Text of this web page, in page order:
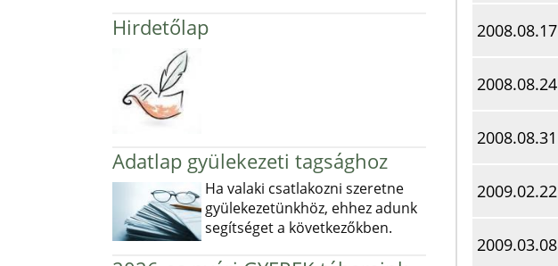
Hirdetőlap
Adatlap gyülekezeti tagsághoz
Ha valaki csatlakozni szeretne
gyülekezetünkhöz, ehhez adunk
segítséget a következőkben.
2008.08.17
2008.08.24
2008.08.31
2009.02.22
2009.03.08